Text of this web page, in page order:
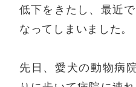
低下をきたし、最近
なってしまいました。
先日、愛犬の動物病